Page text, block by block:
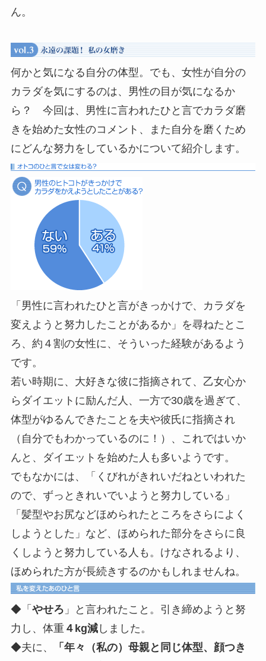
ん。
何かと気になる自分の体型。でも、女性が自分の
カラダを気にするのは、男性の目が気になるか
ら？ 今回は、男性に言われたひと言でカラダ磨
きを始めた女性のコメント、また自分を磨くため
にどんな努力をしているかについて紹介します。
「男性に言われたひと言がきっかけで、カラダを
変えようと努力したことがあるか」を尋ねたとこ
ろ、約４割の女性に、そういった経験があるよう
です。
若い時期に、大好きな彼に指摘されて、乙女心か
らダイエットに励んだ人、一方で30歳を過ぎて、
体型がゆるんできたことを夫や彼氏に指摘され
（自分でもわかっているのに！）、これではいか
んと、ダイエットを始めた人も多いようです。
でもなかには、「くびれがきれいだねといわれた
ので、ずっときれいでいようと努力している」
「髪型やお尻などほめられたところをさらによく
しようとした」など、ほめられた部分をさらに良
くしようと努力している人も。けなされるより、
ほめられた方が長続きするのかもしれませんね。
◆「 やせろ 」と言われたこと。引き締めようと努
力し、体重 ４kg減しました。
◆夫に、
「年々（私の）母親と同じ体型、顔つき